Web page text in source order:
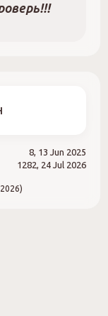
8, 13 Jun 2025
1282, 24 Jul 2026